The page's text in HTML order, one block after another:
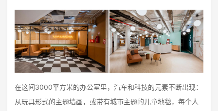
在这间3000平方米的办公室里，汽车和科技的元素不断出现：
从玩具形式的主题墙画，或带有城市主题的儿童地毯，每个人